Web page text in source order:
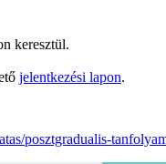
keresztül.
jelentkezési lapon.
posztgradualis-